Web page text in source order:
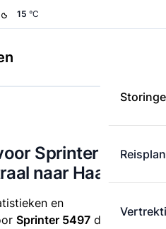
15 °C
Sprinter 5497
naar Haarlem)
en
Sprinter 5497 die
van